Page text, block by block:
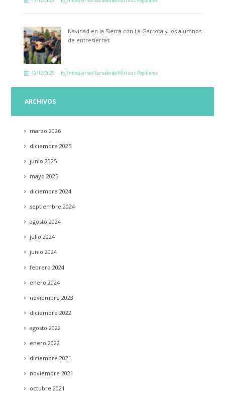
Navidad en la Sierra con La Garrota y los alumnos
de entresierras
12/12/2025 by Entresierras Escuela de Músicas Populares
ARCHIVOS
marzo 2026
diciembre 2025
junio 2025
mayo 2025
diciembre 2024
septiembre 2024
agosto 2024
julio 2024
junio 2024
febrero 2024
enero 2024
noviembre 2023
diciembre 2022
agosto 2022
enero 2022
diciembre 2021
noviembre 2021
octubre 2021